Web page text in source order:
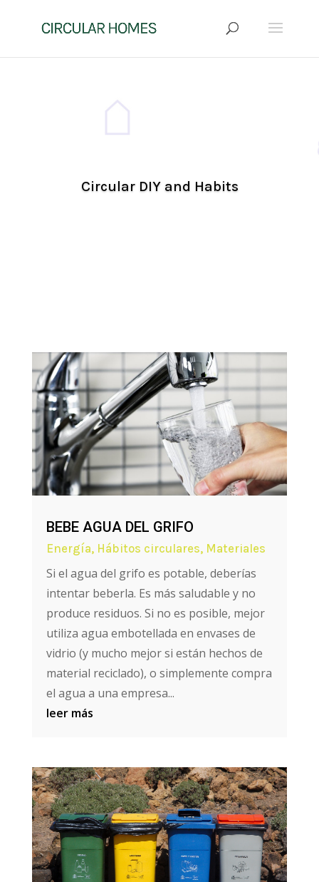
Circular DIY and Habits
BEBE AGUA DEL GRIFO
Energía, Hábitos circulares, Materiales
Si el agua del grifo es potable, deberías
intentar beberla. Es más saludable y no
produce residuos. Si no es posible, mejor
utiliza agua embotellada en envases de
vidrio (y mucho mejor si están hechos de
material reciclado), o simplemente compra
el agua a una empresa...
leer más